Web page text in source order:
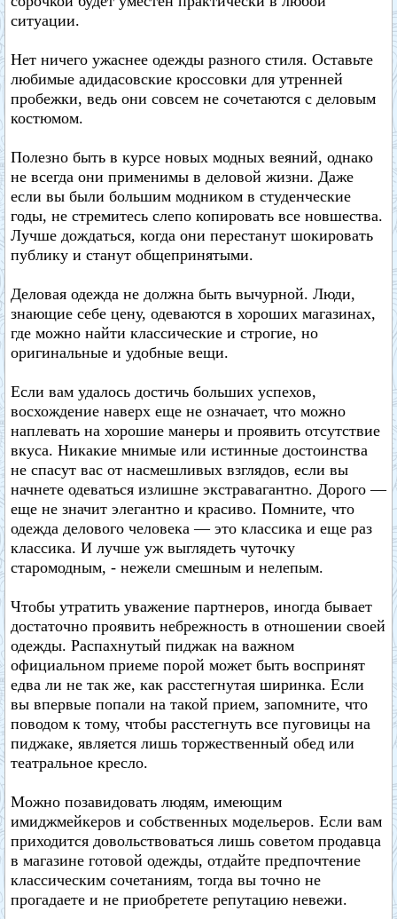
ситуации.
Нет ничего ужаснее одежды разного стиля. Оставьте
любимые адидасовские кроссовки для утренней
пробежки, ведь они совсем не сочетаются с деловым
костюмом.
Полезно быть в курсе новых модных веяний, однако
не всегда они применимы в деловой жизни. Даже
если вы были большим модником в студенческие
годы, не стремитесь слепо копировать все новшества.
Лучше дождаться, когда они перестанут шокировать
публику и станут общепринятыми.
Деловая одежда не должна быть вычурной. Люди,
знающие себе цену, одеваются в хороших магазинах,
где можно найти классические и строгие, но
оригинальные и удобные вещи.
Если вам удалось достичь больших успехов,
восхождение наверх еще не означает, что можно
наплевать на хорошие манеры и проявить отсутствие
вкуса. Никакие мнимые или истинные достоинства
не спасут вас от насмешливых взглядов, если вы
начнете одеваться излишне экстравагантно. Дорого —
еще не значит элегантно и красиво. Помните, что
одежда делового человека — это классика и еще раз
классика. И лучше уж выглядеть чуточку
старомодным, - нежели смешным и нелепым.
Чтобы утратить уважение партнеров, иногда бывает
достаточно проявить небрежность в отношении своей
одежды. Распахнутый пиджак на важном
официальном приеме порой может быть воспринят
едва ли не так же, как расстегнутая ширинка. Если
вы впервые попали на такой прием, запомните, что
поводом к тому, чтобы расстегнуть все пуговицы на
пиджаке, является лишь торжественный обед или
театральное кресло.
Можно позавидовать людям, имеющим
имиджмейкеров и собственных модельеров. Если вам
приходится довольствоваться лишь советом продавца
в магазине готовой одежды, отдайте предпочтение
классическим сочетаниям, тогда вы точно не
прогадаете и не приобретете репутацию невежи.